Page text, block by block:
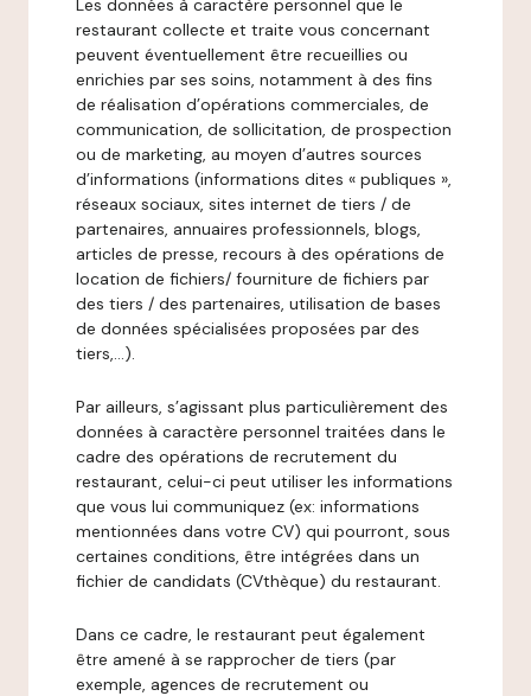
Les données à caractère personnel que le
restaurant collecte et traite vous concernant
peuvent éventuellement être recueillies ou
enrichies par ses soins, notamment à des fins
de réalisation d’opérations commerciales, de
communication, de sollicitation, de prospection
ou de marketing, au moyen d’autres sources
d’informations (informations dites « publiques »,
réseaux sociaux, sites internet de tiers / de
partenaires, annuaires professionnels, blogs,
articles de presse, recours à des opérations de
location de fichiers/ fourniture de fichiers par
des tiers / des partenaires, utilisation de bases
de données spécialisées proposées par des
tiers,…).
Par ailleurs, s’agissant plus particulièrement des
données à caractère personnel traitées dans le
cadre des opérations de recrutement du
restaurant, celui-ci peut utiliser les informations
que vous lui communiquez (ex: informations
mentionnées dans votre CV) qui pourront, sous
certaines conditions, être intégrées dans un
fichier de candidats (CVthèque) du restaurant.
Dans ce cadre, le restaurant peut également
être amené à se rapprocher de tiers (par
exemple, agences de recrutement ou